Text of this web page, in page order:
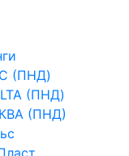
(ПНД)
(ПНД)
(ПНД)